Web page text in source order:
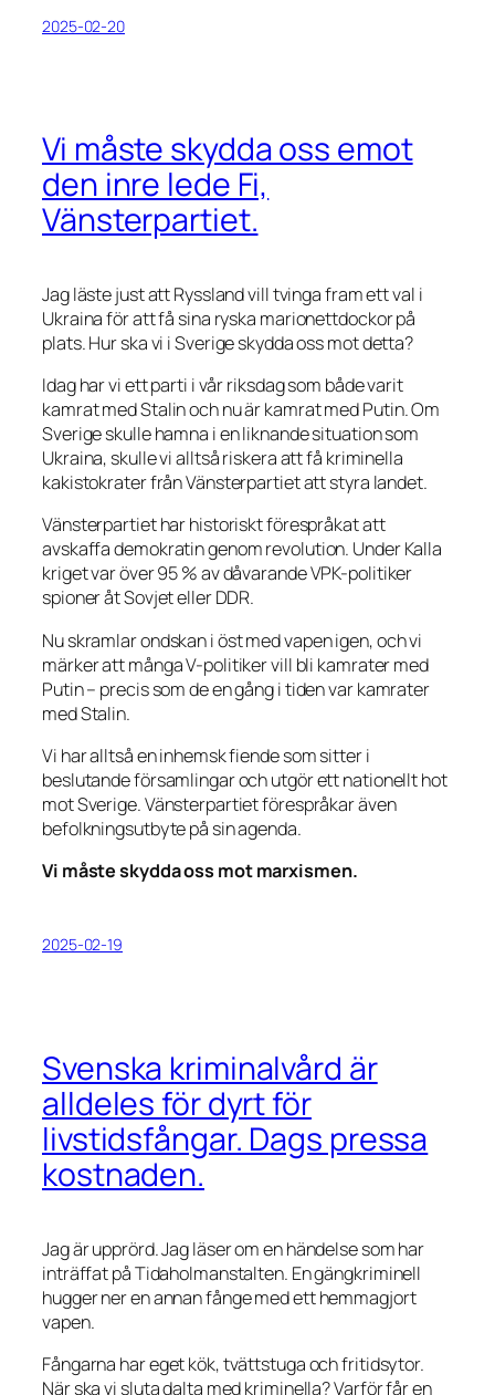
2025-02-20
Vi måste skydda oss emot
den inre lede Fi,
Vänsterpartiet.
Jag läste just att Ryssland vill tvinga fram ett val i
Ukraina för att få sina ryska marionettdockor på
plats. Hur ska vi i Sverige skydda oss mot detta?
Idag har vi ett parti i vår riksdag som både varit
kamrat med Stalin och nu är kamrat med Putin. Om
Sverige skulle hamna i en liknande situation som
Ukraina, skulle vi alltså riskera att få kriminella
kakistokrater från Vänsterpartiet att styra landet.
Vänsterpartiet har historiskt förespråkat att
avskaffa demokratin genom revolution. Under Kalla
kriget var över 95 % av dåvarande VPK-politiker
spioner åt Sovjet eller DDR.
Nu skramlar ondskan i öst med vapen igen, och vi
märker att många V-politiker vill bli kamrater med
Putin – precis som de en gång i tiden var kamrater
med Stalin.
Vi har alltså en inhemsk fiende som sitter i
beslutande församlingar och utgör ett nationellt hot
mot Sverige. Vänsterpartiet förespråkar även
befolkningsutbyte på sin agenda.
Vi måste skydda oss mot marxismen.
2025-02-19
Svenska kriminalvård är
alldeles för dyrt för
livstidsfångar. Dags pressa
kostnaden.
Jag är upprörd. Jag läser om en händelse som har
inträffat på Tidaholmanstalten. En gängkriminell
hugger ner en annan fånge med ett hemmagjort
vapen.
Fångarna har eget kök, tvättstuga och fritidsytor.
När ska vi sluta dalta med kriminella? Varför får en